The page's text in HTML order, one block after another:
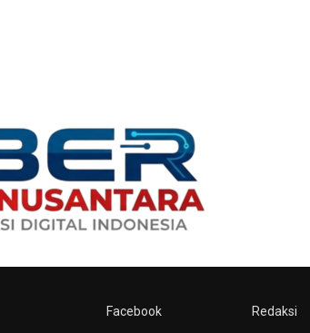
Facebook
Redaksi